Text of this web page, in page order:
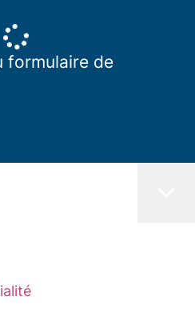
formulaire de